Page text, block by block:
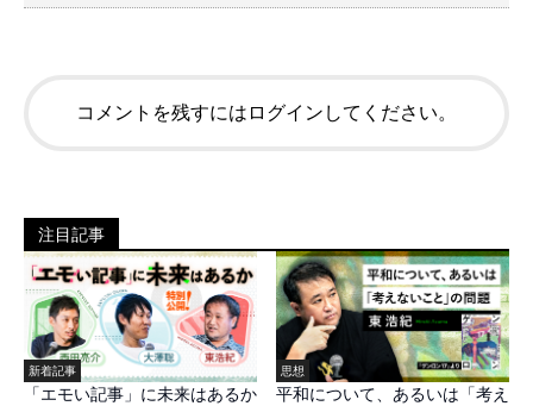
コメントを残すにはログインしてください。
注目記事
新着記事
「エモい記事」に未来はあるか
思想
平和について、あるいは「考え